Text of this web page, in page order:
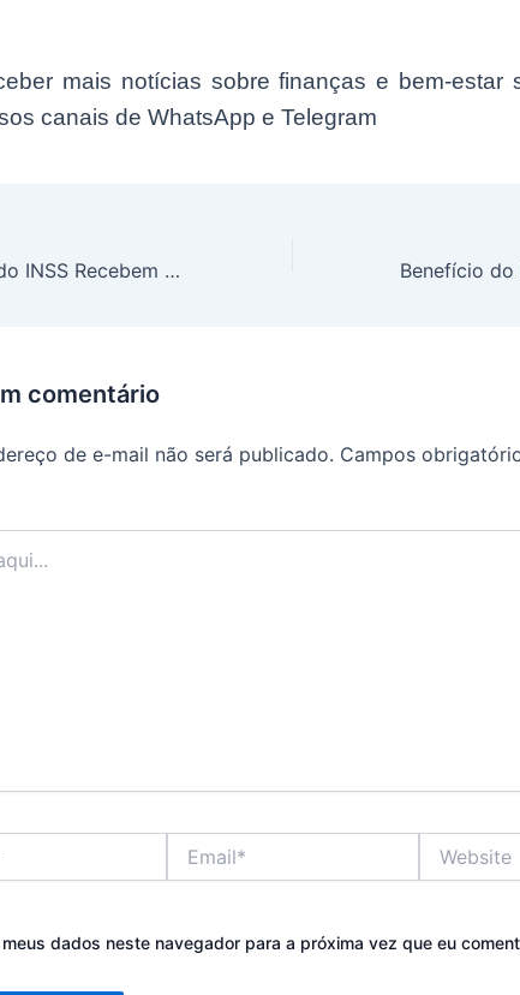
mais notícias sobre finanças e bem-estar
canais de WhatsApp e Telegram
Aposentados do INSS Recebem Valores Extras em Julho: Confira o Novo Calendário de Pagamentos
comentário
de e-mail não será publicado. Campos
dados neste navegador para a próxima vez que eu